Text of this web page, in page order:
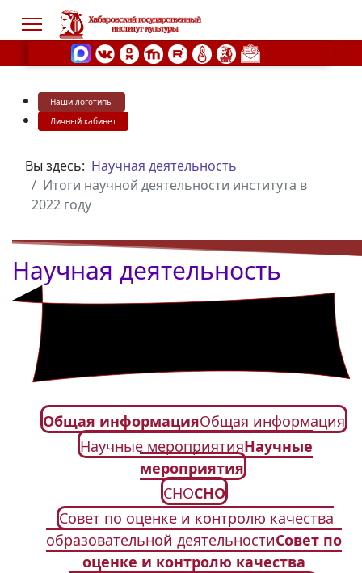
Наши логотипы
Личный кабинет
Вы здесь: Научная деятельность
Итоги научной деятельности института в
2022 году
Научная деятельность
Общая информацияОбщая информация
Научные мероприятияНаучные
мероприятия
СНОСНО
Совет по оценке и контролю качества
образовательной деятельностиСовет по
оценке и контролю качества